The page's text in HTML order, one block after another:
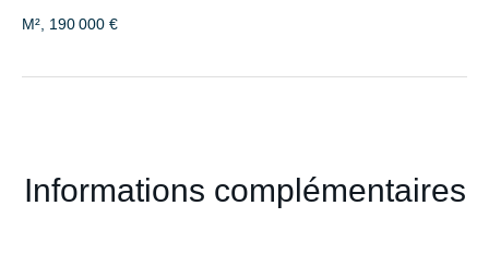
M², 190 000 €
Informations complémentaires